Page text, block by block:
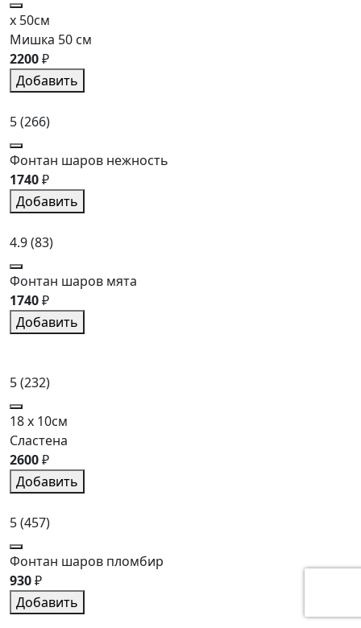
x 50см
Мишка 50 см
2200₽
Добавить
5(266)
Фонтан шаров нежность
1740₽
Добавить
4.9(83)
Фонтан шаров мята
1740₽
Добавить
5(232)
18 x 10см
Сластена
2600₽
Добавить
5(457)
Фонтан шаров пломбир
930₽
Добавить